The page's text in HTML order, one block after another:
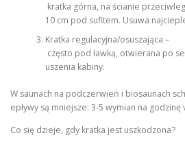
kratka górna, na ścianie
10 cm pod sufitem. Usuwa
Kratka regulacyjna/osuszająca –
często pod ławką, otwierana po
uszenia kabiny.
W saunach na podczerwień i biosaunach
epływy są mniejsze: 3-5 wymian na godzinę
Co się dzieje, gdy kratka jest uszkodzona?